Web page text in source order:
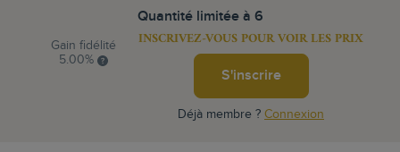
Quantité limitée à 6
Gain fidélité
5.00%
INSCRIVEZ-VOUS POUR VOIR LES PRIX
S'inscrire
Déjà membre ? Connexion